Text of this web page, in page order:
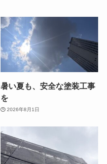
暑い夏も、安全な塗装工事
を
2026年8月1日